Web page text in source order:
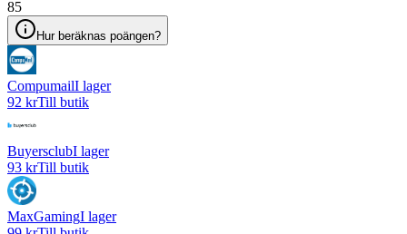
85
Hur beräknas poängen?
CompumailI lager
92 krTill butik
BuyersclubI lager
93 krTill butik
MaxGamingI lager